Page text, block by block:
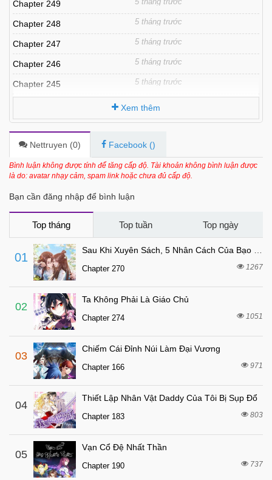
Chapter 249
Chapter 248 5 tháng trước
Chapter 247 5 tháng trước
Chapter 246 5 tháng trước
Chapter 245 5 tháng trước
Chapter 243 5 tháng trước
Chapter 242 5 tháng trước
Chapter 241 5 tháng trước
5 tháng trước
Chapter 239
Chapter 238 5 tháng trước
Chapter 237
Chapter 236
Chapter 235
Chapter 234 5 tháng trước
Chapter 233
Chapter 232
Chapter 231
Chapter 230 5 tháng trước
Chapter 229 5 tháng trước
Chapter 228
Chapter 227 5 tháng trước
Chapter 226
Xem thêm
Nettruyen (0) Facebook ()
Bình luận không được tính để tăng cấp độ. Tài khoản không bình luận được
là do: avatar nhạy cảm, spam link hoặc chưa đủ cấp độ.
Bạn cần đăng nhập để bình luận
Top tháng Top tuần Top ngày
01
Chapter 270 1267
02
Ta Không Phải Là Giáo Chủ
Chapter 274 1051
03
Chiếm Cái Đỉnh Núi Làm Đại Vương
Chapter 166 971
04
Thiết Lập Nhân Vật Daddy Của Tôi Bị Sụp Đổ
Chapter 183 803
05
Vạn Cổ Đệ Nhất Thần
Chapter 190 737